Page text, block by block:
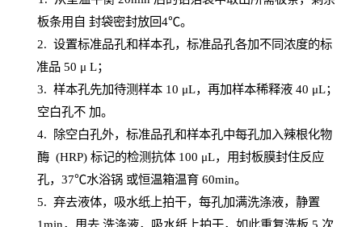
板条用自 封袋密封放回4℃。
2. 设置标准品孔和样本孔，标准品孔各加不同浓度的标
准品 50 μ L；
3. 样本孔先加待测样本 10 μL，再加样本稀释液 40 μL；
空白孔不 加。
4.
除空白孔外，标准品孔和样本孔中每孔加入辣根化物
酶 (HRP) 标记的检测抗体 100 μL，用封板膜封住反应
孔， 37℃水浴锅 或恒温箱温育60min。
5. 弃去液体，吸水纸上拍干，每孔加满洗涤液，静置